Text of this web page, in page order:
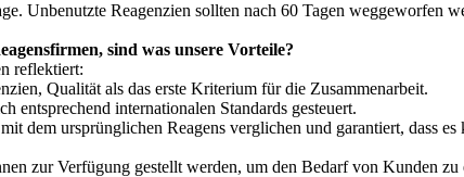
Unbenutzte Reagenzien sollten nach 60 Tagen weggeworfen
sind was unsere Vorteile?
reflektiert:
Qualität als das erste Kriterium für die Zusammenarbeit.
entsprechend internationalen Standards gesteuert.
dem ursprünglichen Reagens verglichen und garantiert, dass
zur Verfügung gestellt werden, um den Bedarf von Kunden